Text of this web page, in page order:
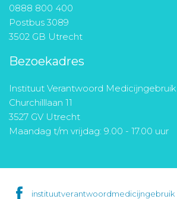
0888 800 400
Postbus 3089
3502 GB Utrecht
Bezoekadres
Instituut Verantwoord Medicijngebruik
Churchilllaan 11
3527 GV Utrecht
Maandag t/m vrijdag: 9.00 - 17.00 uur
instituutverantwoordmedicijngebruik